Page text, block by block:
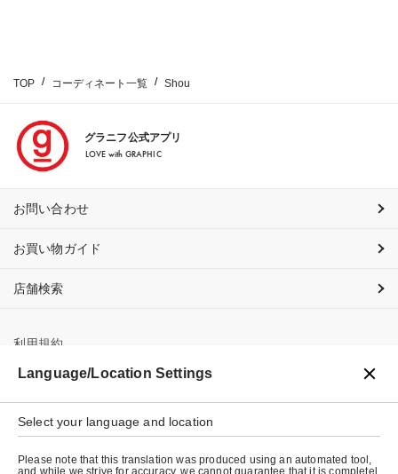
TOP コーディネート一覧 Shou
グラニフ公式アプリ
LOVE with GRAPHIC
お問い合わせ
お買い物ガイド
店舗検索
利用規約
プライバシーポリシー
特定商取引法に基づく表示
会社概要
Language/Location Settings
Select your language and location
Please note that this translation was produced using an automated tool,
and while we strive for accuracy, we cannot guarantee that it is completel